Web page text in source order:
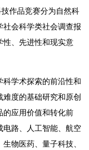
作品竞赛分为自然科
会科学类社会调查报
性、先进性和现实意
学术探索的前沿性和
度的基础研究和原创
的应用价值和转化前
路、人工智能、航空
物医药、量子科技、